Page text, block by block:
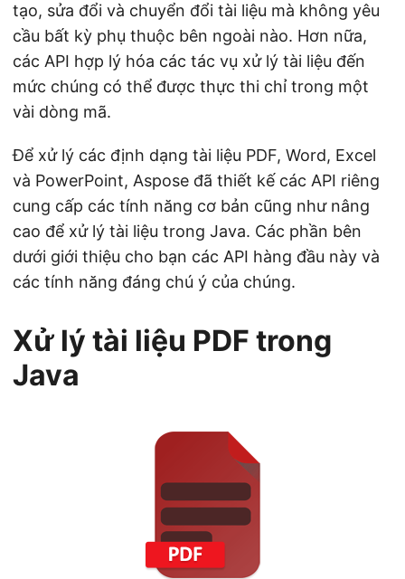
tạo, sửa đổi và chuyển đổi tài liệu mà không yêu
cầu bất kỳ phụ thuộc bên ngoài nào. Hơn nữa,
các API hợp lý hóa các tác vụ xử lý tài liệu đến
mức chúng có thể được thực thi chỉ trong một
vài dòng mã.
Để xử lý các định dạng tài liệu PDF, Word, Excel
và PowerPoint, Aspose đã thiết kế các API riêng
cung cấp các tính năng cơ bản cũng như nâng
cao để xử lý tài liệu trong Java. Các phần bên
dưới giới thiệu cho bạn các API hàng đầu này và
các tính năng đáng chú ý của chúng.
Xử lý tài liệu PDF trong
Java